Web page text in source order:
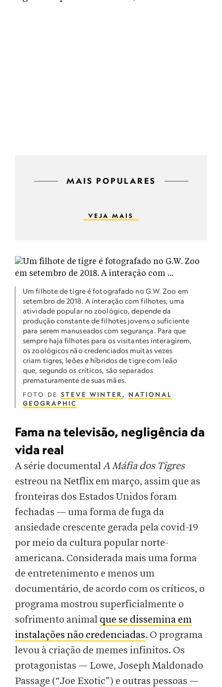
MAIS POPULARES
VEJA MAIS
Um filhote de tigre é fotografado no G.W. Zoo em
setembro de 2018. A interação com filhotes, uma
atividade popular no zoológico, depende da
produção constante de filhotes jovens o suficiente
para serem manuseados com segurança. Para que
sempre haja filhotes para os visitantes interagirem,
os zoológicos não credenciados muitas vezes
criam tigres, leões e híbridos de tigre com leão
que, segundo os críticos, são separados
prematuramente de suas mães.
FOTO DE STEVE WINTER , NATIONAL
GEOGRAPHIC
Fama na televisão, negligência da
vida real
A série documentalA Máfia dos Tigres
estreou na Netflix em março, assim que as
fronteiras dos Estados Unidos foram
fechadas — uma forma de fuga da
ansiedade crescente gerada pela covid-19
por meio da cultura popular norte-
americana. Considerada mais uma forma
de entretenimento e menos um
documentário, de acordo com os críticos, o
programa mostrou superficialmente o
sofrimento animal que se dissemina em
instalações não credenciadas. O programa
levou à criação de memes infinitos. Os
protagonistas — Lowe, Joseph Maldonado
Passage (“Joe Exotic”) e outras pessoas —